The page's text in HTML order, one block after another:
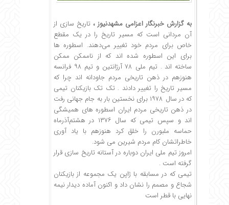
به گزارش خبرنگار اعزامی مشهدنیوز ، تاریخ سازی از
آن مردانی است که مسیر تاریخ را در یک مقطع
خاص برای مردم خود تغییر می‌دهند. ‌اسطوره ها
برای این اسطوره شده اند که از ناممکن ممکن
ساخته اند .‌ تیم ملی ۷۸ آرژانتین و تیم ۹۸ فرانسه
هنوزهم در ذهن تاریخی مردم جاودانه اند چرا که
مسیر تاریخ را تغییر دادند . تک تک بازیکنان تیمی
که در سال ۱۹۷۸ برای نخستین بار به جام جهانی رفت
در ذهن تاریخی مردم ایران اسطوره های همیشگی
اند و سپس تیمی که سال ۱۳۷۶ در هشتم‌آذرماه
حماسه ملبورن را خلق کرد هنوزهم با یاد آوری
خاطراتشان کام مردم شیرین می شود.
امروز تیم ملی ایران دوباره در آستانه تاریخ سازی قرار
گرفته است .
تیمی که در مسابقه با ژاپن یک مجموعه از بازیکنان
شجاع و مصمم را نشان داد و اکنون آماده دیدار نیمه
نهایی با قطر است